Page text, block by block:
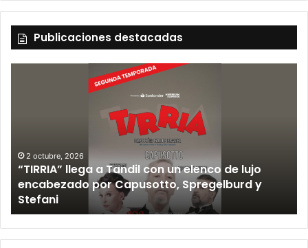
Publicaciones destacadas
2 octubre, 2026
“TIRRIA” llega a Tandil con un elenco de lujo
encabezado por Capusotto, Spregelburd y
Stefani